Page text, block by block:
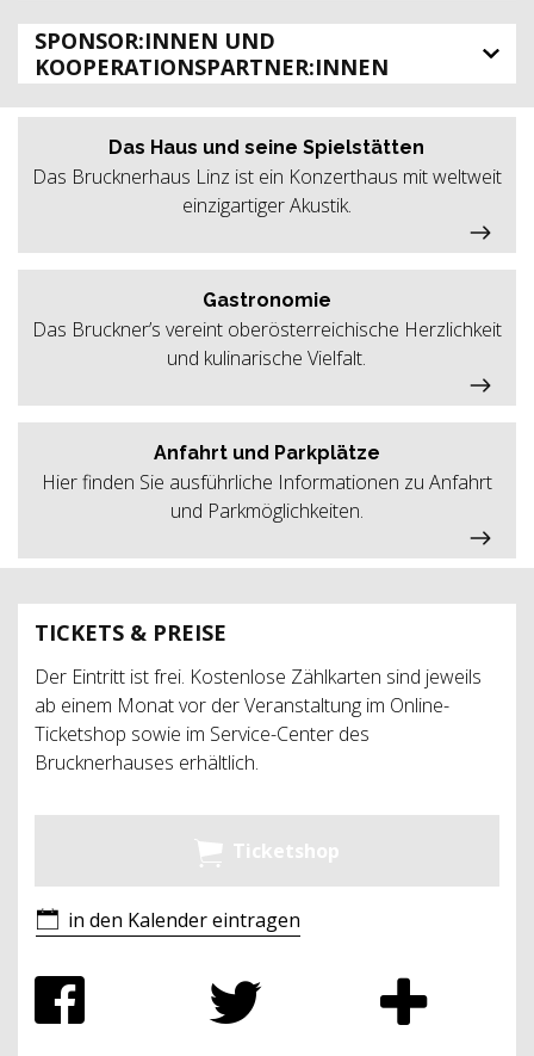
SPONSOR:INNEN UND
KOOPERATIONSPARTNER:INNEN
TICKETS & PREISE
Der Eintritt ist frei. Kostenlose Zählkarten sind jeweils
ab einem Monat vor der Veranstaltung im Online-
Ticketshop sowie im Service-Center des
Brucknerhauses erhältlich.
Ticketshop
in den Kalender eintragen
Das Haus und seine Spielstätten
Das Brucknerhaus Linz ist ein Konzerthaus mit weltweit
einzigartiger Akustik.
Gastronomie
Das Bruckner’s vereint oberösterreichische Herzlichkeit
und kulinarische Vielfalt.
Anfahrt und Parkplätze
Hier finden Sie ausführliche Informationen zu Anfahrt
und Parkmöglichkeiten.